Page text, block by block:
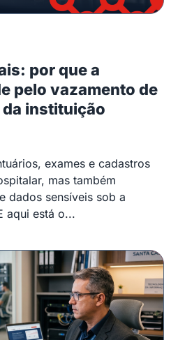
por que a
pelo vazamento de
da instituição
exames e cadastros
mas também
dados sensíveis sob a
aqui está o...